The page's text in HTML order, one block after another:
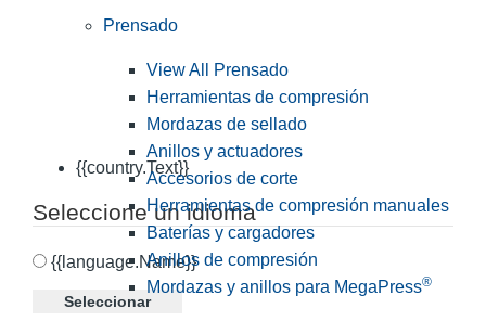
{{country.Text}}
Seleccione un idioma
{{language.Name}}
Seleccionar
Prensado
View All Prensado
Herramientas de compresión
Mordazas de sellado
Anillos y actuadores
Accesorios de corte
Herramientas de compresión manuales
Baterías y cargadores
Anillos de compresión
Mordazas y anillos para MegaPress®